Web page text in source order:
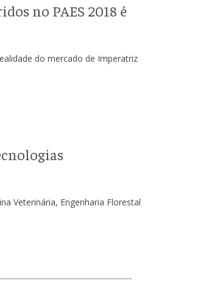
no PAES 2018 é
do mercado de Imperatriz
Veterinária, Engenharia Florestal